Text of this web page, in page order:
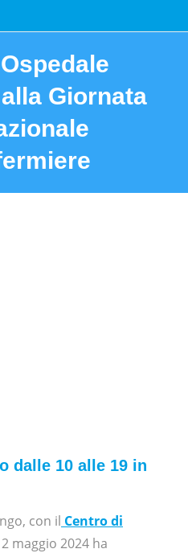
Giornata
dalle 10 alle 19 in
con il Centro di
maggio 2024 ha